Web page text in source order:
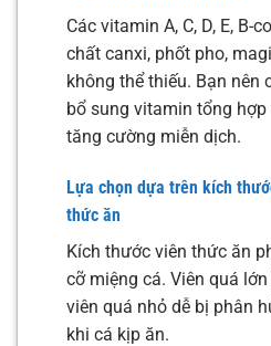
Các vitamin A, C, D, E, B-
chất canxi, phốt pho,
không thể thiếu. Bạn nên
bổ sung vitamin tổng
tăng cường miễn dịch.
Lựa chọn dựa trên kích
thức ăn
Kích thước viên thức ăn
cỡ miệng cá. Viên quá
viên quá nhỏ dễ bị phân
khi cá kịp ăn.